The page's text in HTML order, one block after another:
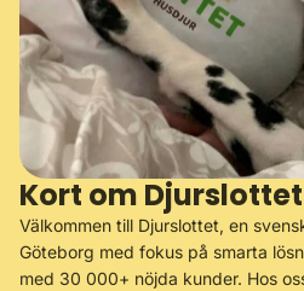
Kort om Djurslottet
Välkommen till Djurslottet, en
Göteborg med fokus på smarta
med 30 000+ nöjda kunder. Hos